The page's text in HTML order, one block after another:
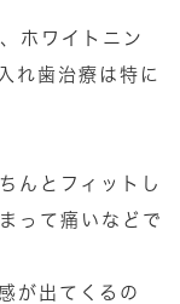
ホワイトニン
れ歯治療は特に
んとフィットし
って痛いなどで
が出てくるの